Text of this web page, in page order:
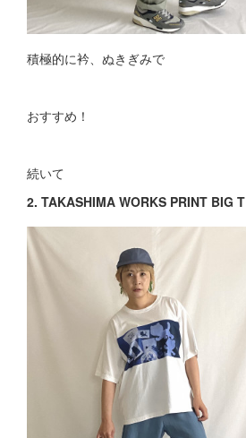
積極的に衿、ぬきぎみで
おすすめ！
続いて
2. TAKASHIMA WORKS PRINT BIG T